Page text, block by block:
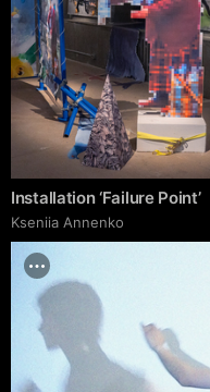
Installation ‘Failure Point’
Kseniia Аnnenko